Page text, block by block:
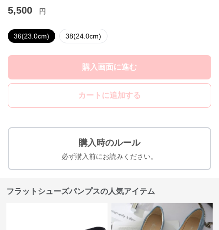
5,500 円
36(23.0cm) 38(24.0cm)
購入画面に進む
カートに追加する
購入時のルール
必ず購入前にお読みください。
フラットシューズパンプスの人気アイテム